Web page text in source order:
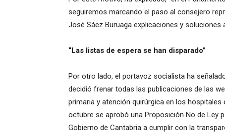
seguiremos marcando el paso al consejero
José Sáez Buruaga explicaciones y
“Las listas de espera se han disparado”
Por otro lado, el portavoz socialista ha
decidió frenar todas las publicaciones de las
primaria y atención quirúrgica en los hospitales
octubre se aprobó una Proposición No de Ley
Gobierno de Cantabria a cumplir con la